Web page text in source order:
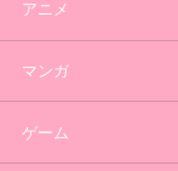
アニメ
マンガ
ゲーム